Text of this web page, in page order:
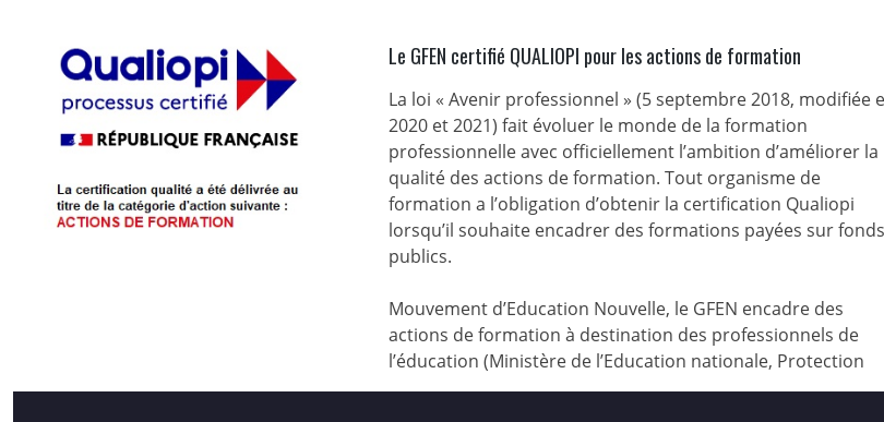
Le GFEN certifié QUALIOPI pour les actions de formation
La loi « Avenir professionnel » (5 septembre 2018, modifiée
2020 et 2021) fait évoluer le monde de la formation
professionnelle avec officiellement l’ambition d’améliorer la
qualité des actions de formation. Tout organisme de
formation a l’obligation d’obtenir la certification Qualiopi
lorsqu’il souhaite encadrer des formations payées sur fonds
publics.
Mouvement d’Education Nouvelle, le GFEN encadre des
actions de formation à destination des professionnels de
l’éducation (Ministère de l’Education nationale, Protection